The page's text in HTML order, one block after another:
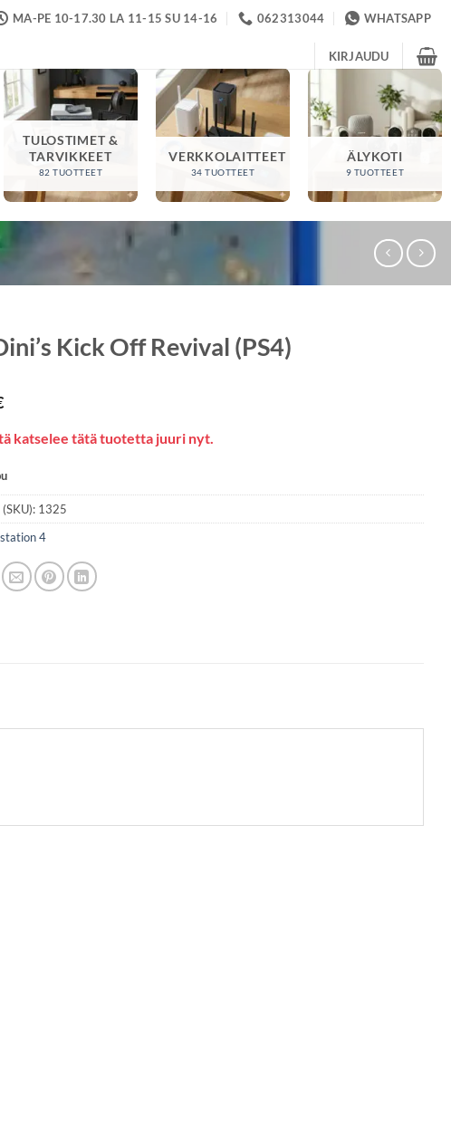
MA-PE 10-17.30 LA 11-15 SU 14-16 062313044 WHATSAPP
KIRJAUDU
TULOSTIMET &
TARVIKKEET
82 TUOTTEET
VERKKOLAITTEET
34 TUOTTEET
ÄLYKOTI
9 TUOTTEET
Kick Off Revival (PS4)
katselee tätä tuotetta juuri nyt.
1325
4